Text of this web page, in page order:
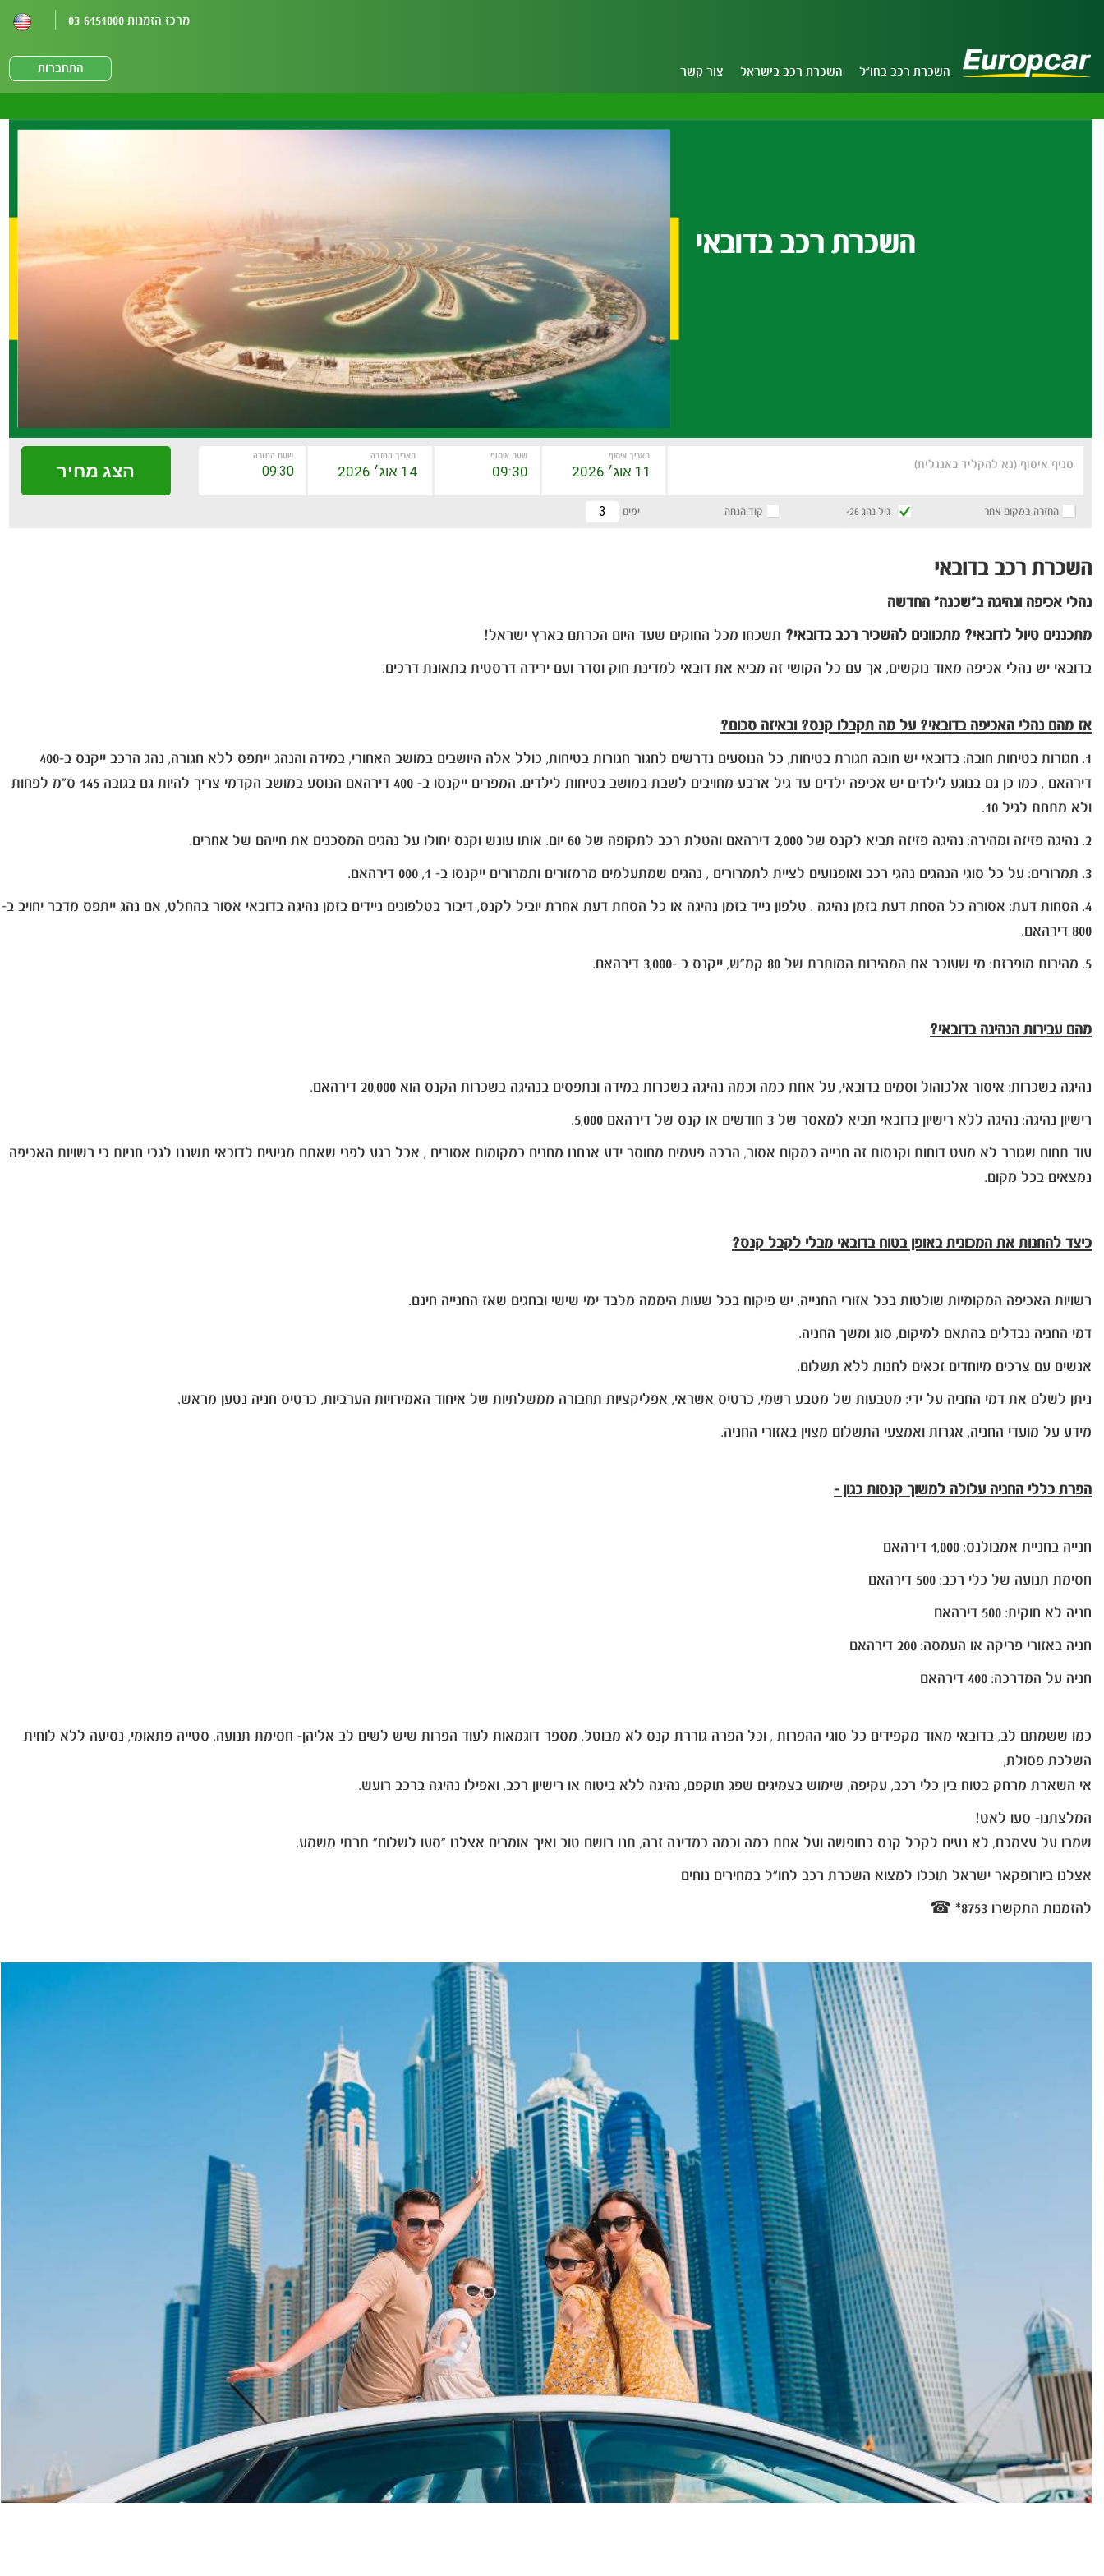
מרכז הזמנות 03-6151000
השכרת רכב בחו"ל השכרת רכב בישראל צור קשר התחברות
השכרת רכב בדובאי
סניף איסוף (נא להקליד באנגלית)
תאריך איסוף שעת איסוף תאריך החזרה שעת החזרה
החזרה במקום אחר גיל נהג 26+ קוד הנחה ימים
הצג מחיר
השכרת רכב בדובאי
נהלי אכיפה ונהיגה ב"שכנה" החדשה
מתכננים טיול לדובאי? מתכוונים להשכיר רכב בדובאי? תשכחו מכל החוקים שעד היום הכרתם בארץ ישראל!
בדובאי יש נהלי אכיפה מאוד נוקשים, אך עם כל הקושי זה מביא את דובאי למדינת חוק וסדר ועם ירידה דרסטית בתאונת דרכים.
אז מהם נהלי האכיפה בדובאי? על מה תקבלו קנס? ובאיזה סכום?
1. חגורות בטיחות חובה: בדובאי יש חובה חגורת בטיחות, כל הנוסעים נדרשים לחגור חגורות בטיחות, כולל אלה היושבים במושב האחורי, במידה והנהג ייתפס ללא חגורה, נהג הרכב ייקנס ב-400
דירהאם , כמו כן גם בנוגע לילדים יש אכיפה ילדים עד גיל ארבע מחויבים לשבת במושב בטיחות לילדים. המפרים ייקנסו ב- 400 דירהאם הנוסע במושב הקדמי צריך להיות גם בגובה 145 ס"מ לפחות
ולא מתחת לגיל 10.
2. נהיגה פזיזה ומהירה: נהיגה פזיזה תביא לקנס של 2,000 דירהאם והטלת רכב לתקופה של 60 יום. אותו עונש וקנס יחולו על נהגים המסכנים את חייהם של אחרים.
3. תמרורים: על כל סוגי הנהגים נהגי רכב ואופנועים לציית לתמרורים , נהגים שמתעלמים מרמזורים ותמרורים ייקנסו ב- 1, 000 דירהאם.
4. הסחות דעת: אסורה כל הסחת דעת בזמן נהיגה . טלפון נייד בזמן נהיגה או כל הסחת דעת אחרת יוביל לקנס, דיבור בטלפונים ניידים בזמן נהיגה בדובאי אסור בהחלט, אם נהג ייתפס מדבר יחויב ב-
800 דירהאם.
5. מהירות מופרזת: מי שעובר את המהירות המותרת של 80 קמ"ש, ייקנס ב -3,000 דירהאם.
מהם עבירות הנהיגה בדובאי?
נהיגה בשכרות: איסור אלכוהול וסמים בדובאי, על אחת כמה וכמה נהיגה בשכרות במידה ונתפסים בנהיגה בשכרות הקנס הוא 20,000 דירהאם.
רישיון נהיגה: נהיגה ללא רישיון בדובאי תביא למאסר של 3 חודשים או קנס של דירהאם 5,000.
עוד תחום שגורר לא מעט דוחות וקנסות זה חנייה במקום אסור, הרבה פעמים מחוסר ידע אנחנו מחנים במקומות אסורים , אבל רגע לפני שאתם מגיעים לדובאי תשננו לגבי חניות כי רשויות האכיפה
נמצאים בכל מקום.
כיצד להחנות את המכונית באופן בטוח בדובאי מבלי לקבל קנס?
רשויות האכיפה המקומיות שולטות בכל אזורי החנייה, יש פיקוח בכל שעות היממה מלבד ימי שישי ובחגים שאז החנייה חינם.
דמי החניה נבדלים בהתאם למיקום, סוג ומשך החניה.
אנשים עם צרכים מיוחדים זכאים לחנות ללא תשלום.
ניתן לשלם את דמי החניה על ידי: מטבעות של מטבע רשמי, כרטיס אשראי, אפליקציות תחבורה ממשלתיות של איחוד האמירויות הערביות, כרטיס חניה נטען מראש.
מידע על מועדי החניה, אגרות ואמצעי התשלום מצוין באזורי החניה.
הפרת כללי החניה עלולה למשוך קנסות כגון -
חנייה בחניית אמבולנס: 1,000 דירהאם
חסימת תנועה של כלי רכב: 500 דירהאם
חניה לא חוקית: 500 דירהאם
חניה באזורי פריקה או העמסה: 200 דירהאם
חניה על המדרכה: 400 דירהאם
כמו ששמתם לב, בדובאי מאוד מקפידים כל סוגי ההפרות , וכל הפרה גוררת קנס לא מבוטל, מספר דוגמאות לעוד הפרות שיש לשים לב אליהן- חסימת תנועה, סטייה פתאומי, נסיעה ללא לוחית
השלכת פסולת,
אי השארת מרחק בטוח בין כלי רכב, עקיפה, שימוש בצמיגים שפג תוקפם, נהיגה ללא ביטוח או רישיון רכב, ואפילו נהיגה ברכב רועש.
המלצתנו- סעו לאט!
שמרו על עצמכם, לא נעים לקבל קנס בחופשה ועל אחת כמה וכמה במדינה זרה, תנו רושם טוב ואיך אומרים אצלנו "סעו לשלום" תרתי משמע.
אצלנו ביורופקאר ישראל תוכלו למצוא השכרת רכב לחו"ל במחירים נוחים
להזמנות התקשרו 8753* ☎